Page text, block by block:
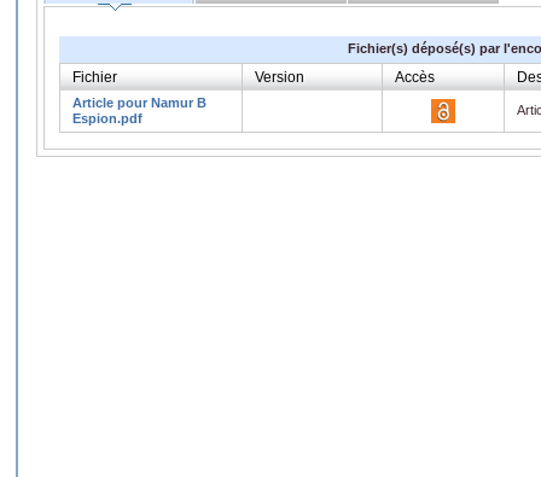
Fichier(s) déposé(s) par
Fichier Version Accès
Article pour Namur B
Espion.pdf